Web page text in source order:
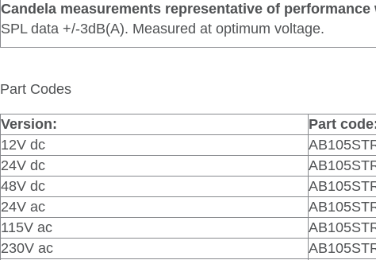
Candela measurements representative of
SPL data +/-3dB(A). Measured at optimum voltage.
Part Codes
Version:
Part
12V dc
24V dc
48V dc
24V ac
115V ac
230V ac